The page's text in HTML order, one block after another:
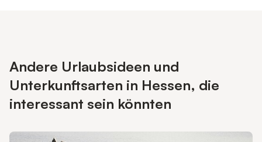
Andere Urlaubsideen und
Unterkunftsarten in Hessen, die
interessant sein könnten